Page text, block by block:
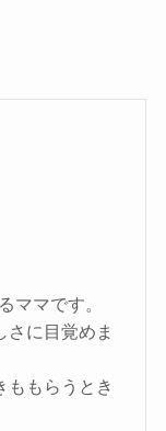
ママです。
さに目覚めま
ももらうとき